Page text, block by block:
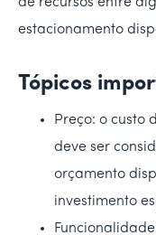
estacionamento
Tópicos
Preço: o custo
deve ser
orçamento
investimento